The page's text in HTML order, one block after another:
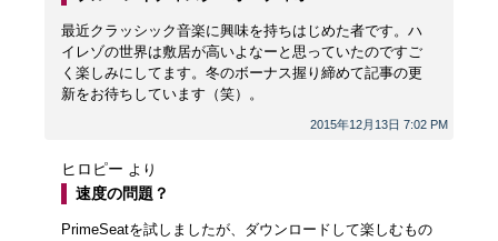
2015年12月13日 7:02 PM
最近クラッシック音楽に興味を持ちはじめた者です。ハ
イレゾの世界は敷居が高いよなーと思っていたのですご
く楽しみにしてます。冬のボーナス握り締めて記事の更
新をお待ちしています（笑）。
ヒロピー より
速度の問題？
PrimeSeatを試しましたが、ダウンロードして楽しむもの